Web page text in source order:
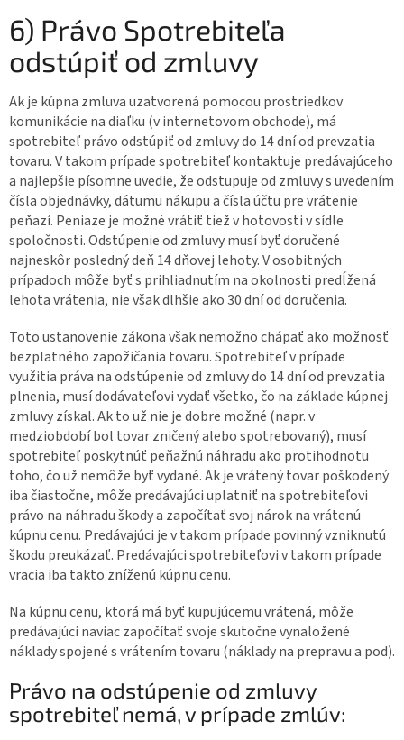
6) Právo Spotrebiteľa
odstúpiť od zmluvy
Ak je kúpna zmluva uzatvorená pomocou prostriedkov
komunikácie na diaľku (v internetovom obchode), má
spotrebiteľ právo odstúpiť od zmluvy do 14 dní od prevzatia
tovaru. V takom prípade spotrebiteľ kontaktuje predávajúceho
a najlepšie písomne uvedie, že odstupuje od zmluvy s uvedením
čísla objednávky, dátumu nákupu a čísla účtu pre vrátenie
peňazí. Peniaze je možné vrátiť tiež v hotovosti v sídle
spoločnosti. Odstúpenie od zmluvy musí byť doručené
najneskôr posledný deň 14 dňovej lehoty. V osobitných
prípadoch môže byť s prihliadnutím na okolnosti predĺžená
lehota vrátenia, nie však dlhšie ako 30 dní od doručenia.
Toto ustanovenie zákona však nemožno chápať ako možnosť
bezplatného zapožičania tovaru. Spotrebiteľ v prípade
využitia práva na odstúpenie od zmluvy do 14 dní od prevzatia
plnenia, musí dodávateľovi vydať všetko, čo na základe kúpnej
zmluvy získal. Ak to už nie je dobre možné (napr. v
medziobdobí bol tovar zničený alebo spotrebovaný), musí
spotrebiteľ poskytnúť peňažnú náhradu ako protihodnotu
toho, čo už nemôže byť vydané. Ak je vrátený tovar poškodený
iba čiastočne, môže predávajúci uplatniť na spotrebiteľovi
právo na náhradu škody a započítať svoj nárok na vrátenú
kúpnu cenu. Predávajúci je v takom prípade povinný vzniknutú
škodu preukázať. Predávajúci spotrebiteľovi v takom prípade
vracia iba takto zníženú kúpnu cenu.
Na kúpnu cenu, ktorá má byť kupujúcemu vrátená, môže
predávajúci naviac započítať svoje skutočne vynaložené
náklady spojené s vrátením tovaru (náklady na prepravu a pod).
Právo na odstúpenie od zmluvy
spotrebiteľ nemá, v prípade zmlúv: